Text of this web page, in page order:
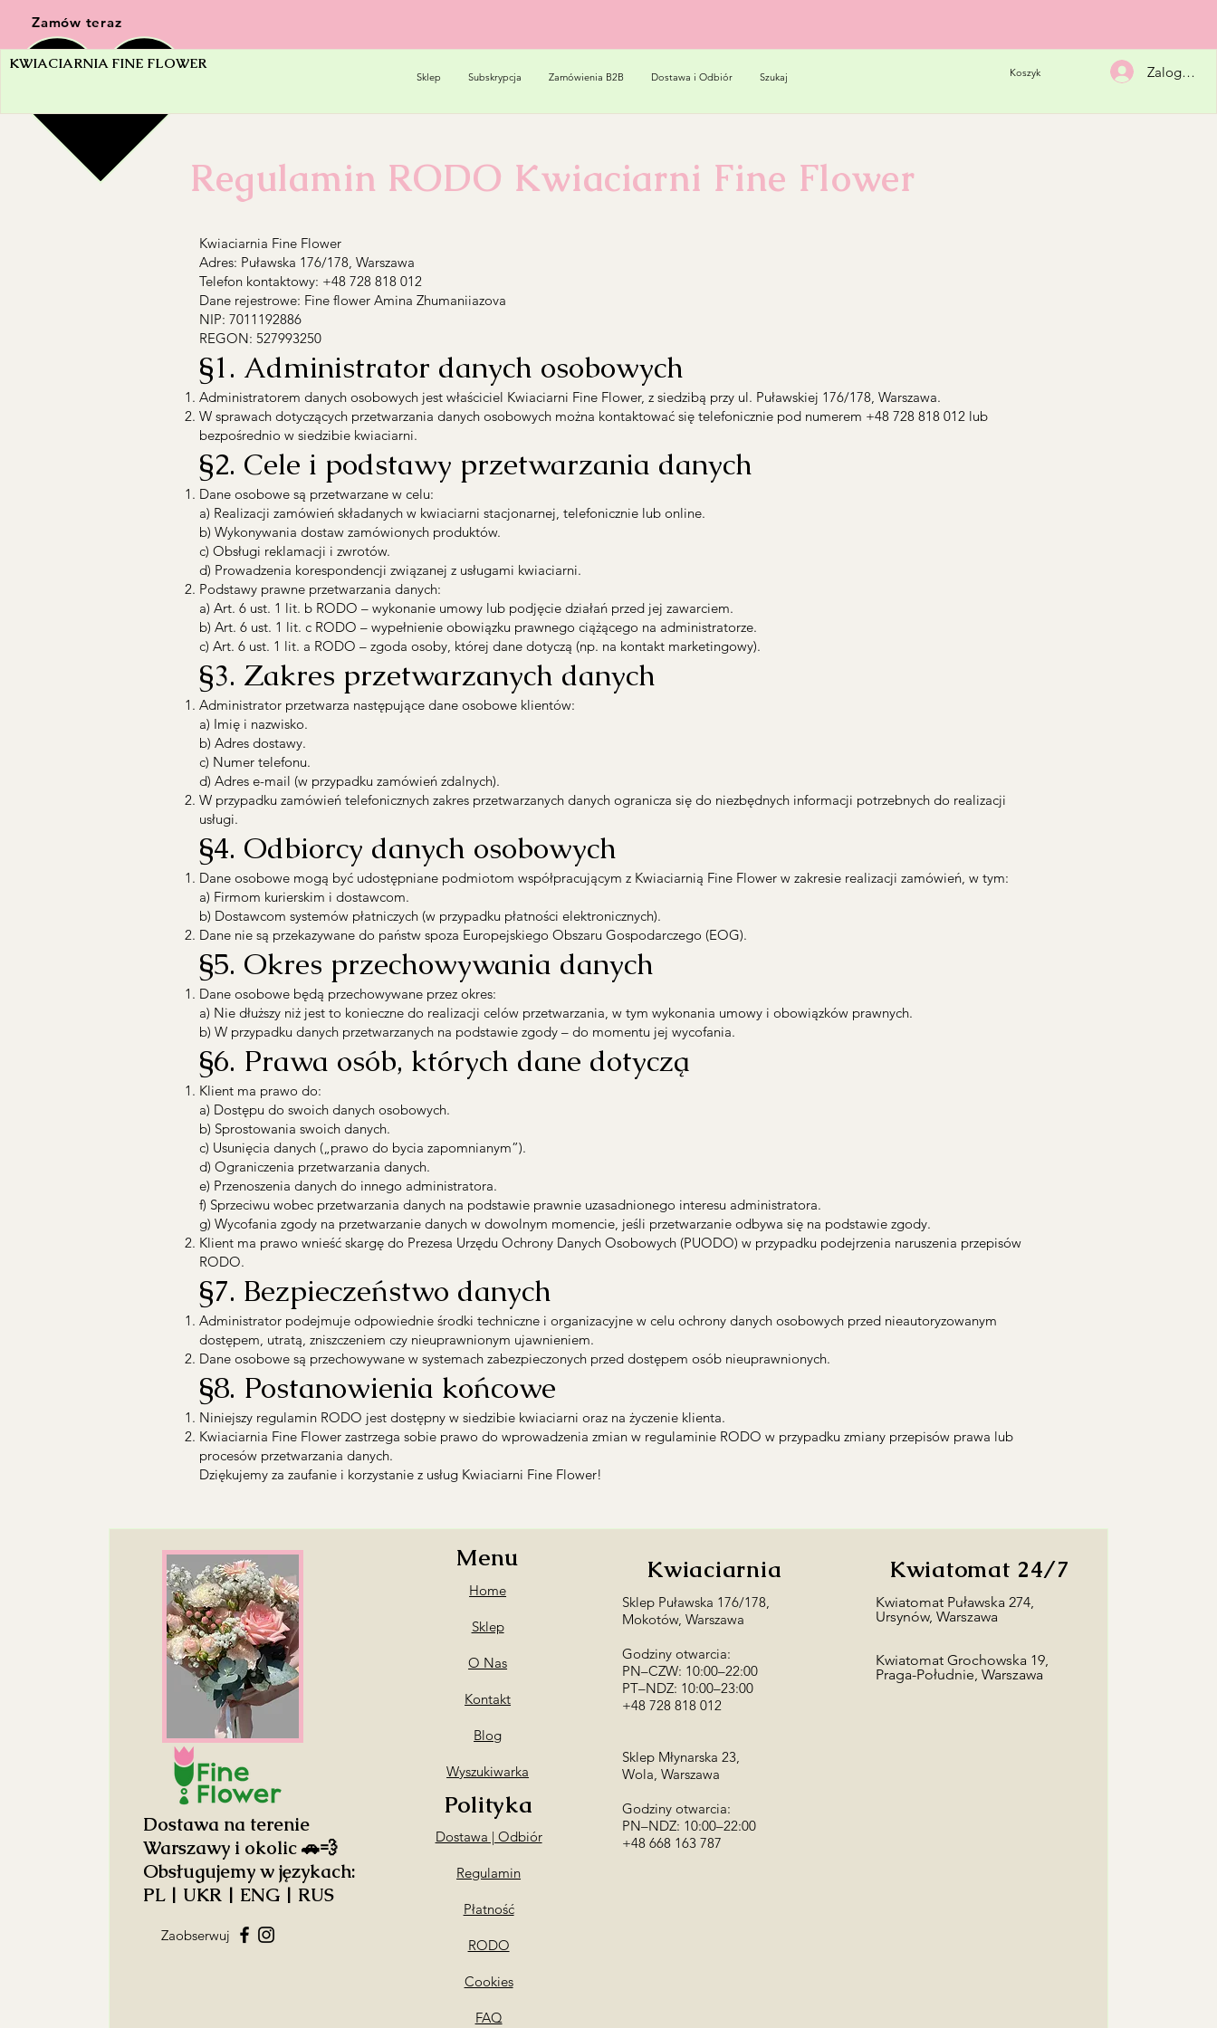
Zamów teraz
KWIACIARNIA FINE FLOWER
Sklep Subskrypcja Zamówienia B2B Dostawa i Odbiór Szukaj Koszyk Zaloguj się
Regulamin RODO Kwiaciarni Fine Flower
Kwiaciarnia Fine Flower
Adres: Puławska 176/178, Warszawa
Telefon kontaktowy: +48 728 818 012
Dane rejestrowe: Fine flower Amina Zhumaniiazova
NIP: 7011192886
REGON: 527993250
§1. Administrator danych osobowych
Administratorem danych osobowych jest właściciel Kwiaciarni Fine Flower, z siedzibą przy ul. Puławskiej 176/178, Warszawa.
W sprawach dotyczących przetwarzania danych osobowych można kontaktować się telefonicznie pod numerem +48 728 818 012 lub
bezpośrednio w siedzibie kwiaciarni.
§2. Cele i podstawy przetwarzania danych
Dane osobowe są przetwarzane w celu:
a) Realizacji zamówień składanych w kwiaciarni stacjonarnej, telefonicznie lub online.
b) Wykonywania dostaw zamówionych produktów.
c) Obsługi reklamacji i zwrotów.
d) Prowadzenia korespondencji związanej z usługami kwiaciarni.
Podstawy prawne przetwarzania danych:
a) Art. 6 ust. 1 lit. b RODO – wykonanie umowy lub podjęcie działań przed jej zawarciem.
b) Art. 6 ust. 1 lit. c RODO – wypełnienie obowiązku prawnego ciążącego na administratorze.
c) Art. 6 ust. 1 lit. a RODO – zgoda osoby, której dane dotyczą (np. na kontakt marketingowy).
§3. Zakres przetwarzanych danych
Administrator przetwarza następujące dane osobowe klientów:
a) Imię i nazwisko.
b) Adres dostawy.
c) Numer telefonu.
d) Adres e-mail (w przypadku zamówień zdalnych).
W przypadku zamówień telefonicznych zakres przetwarzanych danych ogranicza się do niezbędnych informacji potrzebnych do realizacji
usługi.
§4. Odbiorcy danych osobowych
Dane osobowe mogą być udostępniane podmiotom współpracującym z Kwiaciarnią Fine Flower w zakresie realizacji zamówień, w tym:
a) Firmom kurierskim i dostawcom.
b) Dostawcom systemów płatniczych (w przypadku płatności elektronicznych).
Dane nie są przekazywane do państw spoza Europejskiego Obszaru Gospodarczego (EOG).
§5. Okres przechowywania danych
Dane osobowe będą przechowywane przez okres:
a) Nie dłuższy niż jest to konieczne do realizacji celów przetwarzania, w tym wykonania umowy i obowiązków prawnych.
b) W przypadku danych przetwarzanych na podstawie zgody – do momentu jej wycofania.
§6. Prawa osób, których dane dotyczą
Klient ma prawo do:
a) Dostępu do swoich danych osobowych.
b) Sprostowania swoich danych.
c) Usunięcia danych („prawo do bycia zapomnianym”).
d) Ograniczenia przetwarzania danych.
e) Przenoszenia danych do innego administratora.
f) Sprzeciwu wobec przetwarzania danych na podstawie prawnie uzasadnionego interesu administratora.
g) Wycofania zgody na przetwarzanie danych w dowolnym momencie, jeśli przetwarzanie odbywa się na podstawie zgody.
Klient ma prawo wnieść skargę do Prezesa Urzędu Ochrony Danych Osobowych (PUODO) w przypadku podejrzenia naruszenia przepisów
RODO.
§7. Bezpieczeństwo danych
Administrator podejmuje odpowiednie środki techniczne i organizacyjne w celu ochrony danych osobowych przed nieautoryzowanym
dostępem, utratą, zniszczeniem czy nieuprawnionym ujawnieniem.
Dane osobowe są przechowywane w systemach zabezpieczonych przed dostępem osób nieuprawnionych.
§8. Postanowienia końcowe
Niniejszy regulamin RODO jest dostępny w siedzibie kwiaciarni oraz na życzenie klienta.
Kwiaciarnia Fine Flower zastrzega sobie prawo do wprowadzenia zmian w regulaminie RODO w przypadku zmiany przepisów prawa lub
procesów przetwarzania danych.
Dziękujemy za zaufanie i korzystanie z usług Kwiaciarni Fine Flower!
Dostawa na terenie
Warszawy i okolic 🚗💨
Obsługujemy w językach:
PL | UKR | ENG | RUS
Zaobserwuj
Menu
Home
Sklep
O Nas
Kontakt
Blog
Wyszukiwarka
Polityka
Dostawa | Odbiór
Regulamin
Płatność
RODO
Cookies
FAQ
Kwiaciarnia
Sklep Puławska 176/178,
Mokotów, Warszawa
Godziny otwarcia:
PN–CZW: 10:00–22:00
PT–NDZ: 10:00–23:00
+48 728 818 012
Sklep Młynarska 23,
Wola, Warszawa
Godziny otwarcia:
PN–NDZ: 10:00–22:00
​+48 668 163 787
Kwiatomat 24/7
​Kwiatomat Puławska 274,
Ursynów, Warszawa
Kwiatomat Grochowska 19,
Praga-Południe, Warszawa